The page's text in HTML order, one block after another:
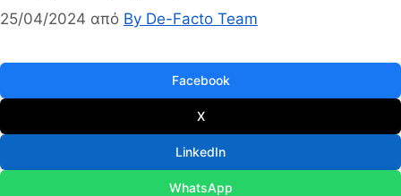
25/04/2024 από By De-Facto Team
Facebook
X
LinkedIn
WhatsApp